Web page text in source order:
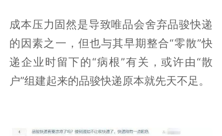
成本压力固然是导致唯品会舍弃品骏快递
的因素之一，但也与其早期整合“零散”快
递企业时留下的“病根”有关，或许由“散
户”组建起来的品骏快递原本就先天不足。